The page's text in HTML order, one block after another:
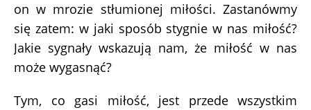
on w mrozie stłumionej miłości. Zastanówmy
się zatem: w jaki sposób stygnie w nas miłość?
Jakie sygnały wskazują nam, że miłość w nas
może wygasnąć?
Tym, co gasi miłość, jest przede wszystkim